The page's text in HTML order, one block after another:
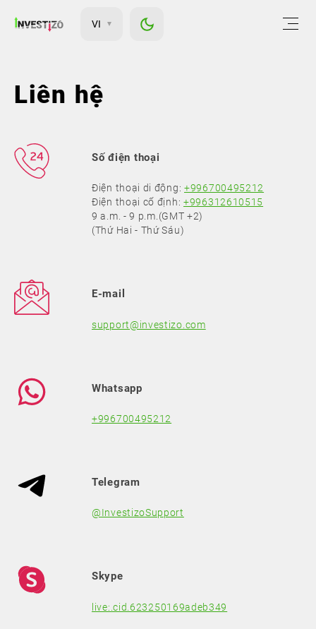
VI
Liên hệ
Số điện thoại
Điện thoại di động: +996700495212
Điện thoại cố định: +996312610515
9 a.m. - 9 p.m.(GMT +2)
(Thứ Hai - Thứ Sáu)
E-mail
support@investizo.com
Whatsapp
+996700495212
Telegram
@InvestizoSupport
Skype
live:.cid.623250169adeb349